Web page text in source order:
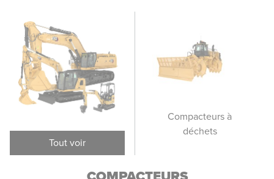
Tout voir
Compacteurs de sol
vibrants
Compacteurs à
déchets